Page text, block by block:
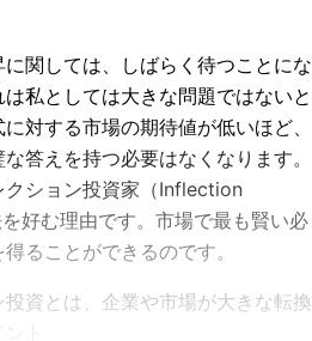
関しては、しばらく待つことにな
私としては大きな問題ではないと
対する市場の期待値が低いほど、
答えを持つ必要はなくなります。
クション投資家（Inflection
好む理由です。市場で最も賢い必
ることができるのです。
資とは、企業や市場が大きな転換